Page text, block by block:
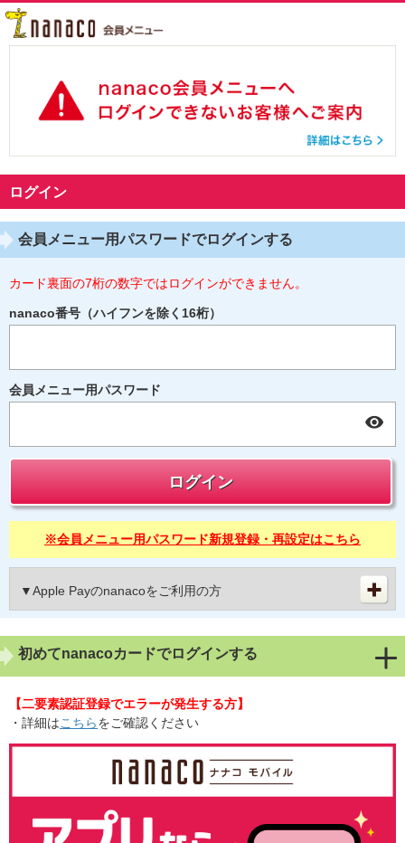
ログイン
会員メニュー用パスワードでログインする
カード裏面の7桁の数字ではログインができません。
nanaco番号（ハイフンを除く16桁）
会員メニュー用パスワード
※会員メニュー用パスワード新規登録・再設定はこちら
▼Apple Payのnanacoをご利用の方
初めてnanacoカードでログインする
【二要素認証登録でエラーが発生する方】
・詳細はこちらをご確認ください